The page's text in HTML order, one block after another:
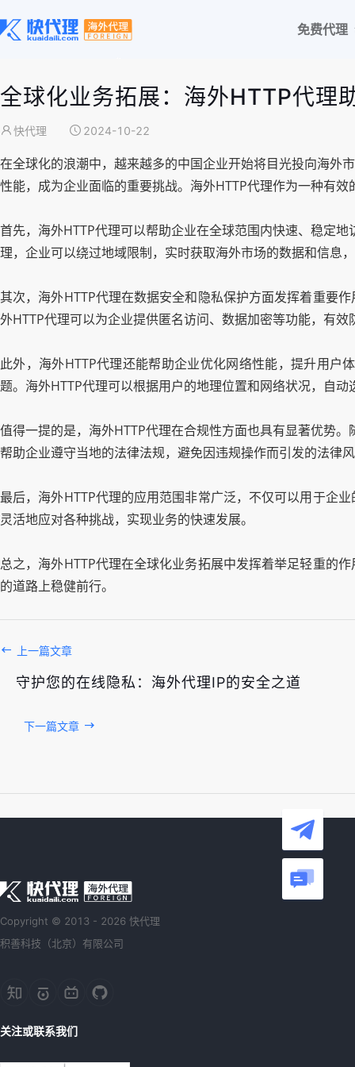
免费代理
全球化业务拓展：海外HTTP代理
快代理 2024-10-22
在全球化的浪潮中，越来越多的中国企业开始将目光投向海外
性能，成为企业面临的重要挑战。海外HTTP代理作为一种有
首先，海外HTTP代理可以帮助企业在全球范围内快速、稳定
理，企业可以绕过地域限制，实时获取海外市场的数据和信息
其次，海外HTTP代理在数据安全和隐私保护方面发挥着重要
外HTTP代理可以为企业提供匿名访问、数据加密等功能，有
此外，海外HTTP代理还能帮助企业优化网络性能，提升用
题。海外HTTP代理可以根据用户的地理位置和网络状况，自
值得一提的是，海外HTTP代理在合规性方面也具有显著优势
帮助企业遵守当地的法律法规，避免因违规操作而引发的法律
最后，海外HTTP代理的应用范围非常广泛，不仅可以用于企
灵活地应对各种挑战，实现业务的快速发展。
总之，海外HTTP代理在全球化业务拓展中发挥着举足轻重的
的道路上稳健前行。
上一篇文章
守护您的在线隐私：海外代理IP的安全之道
下一篇文章
Copyright © 2013 - 2026 快代理
积善科技（北京）有限公司
关注或联系我们